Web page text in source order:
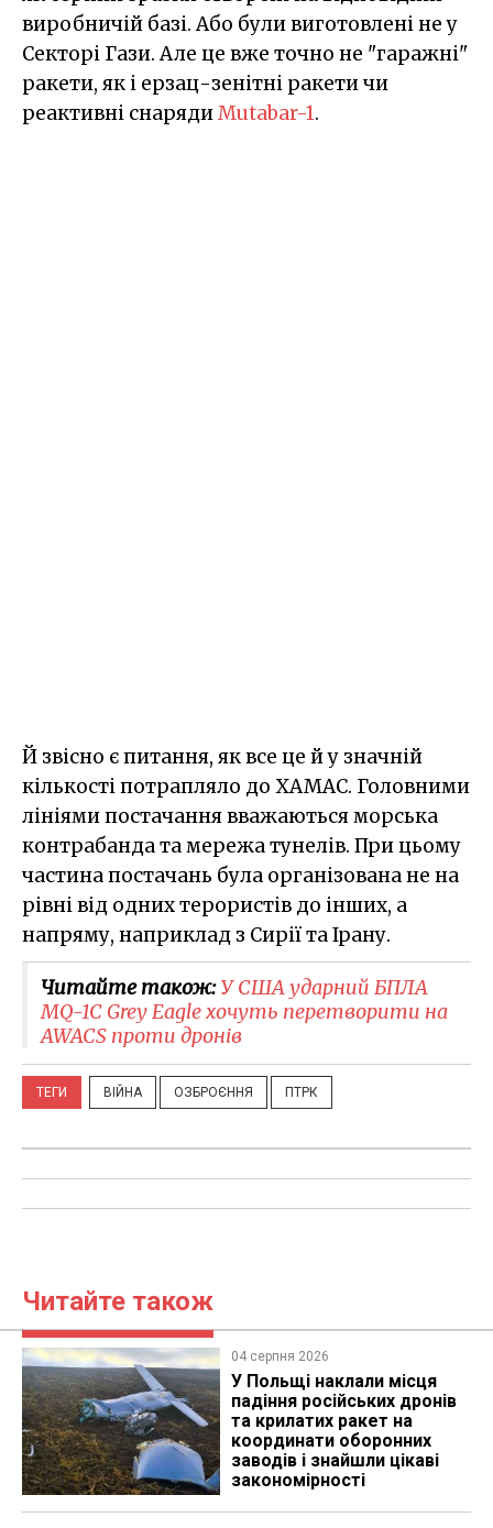
виробничій базі. Або були виготовлені не у
Секторі Гази. Але це вже точно не "гаражні"
ракети, як і ерзац-зенітні ракети чи
реактивні снарядиMutabar-1.
Й звісно є питання, як все це й у значній
кількості потрапляло до ХАМАС. Головними
лініями постачання вважаються морська
контрабанда та мережа тунелів. При цьому
частина постачань була організована не на
рівні від одних терористів до інших, а
напряму, наприклад з Сирії та Ірану.
Читайте також:У США ударний БПЛА
MQ-1C Grey Eagle хочуть перетворити на
AWACS проти дронів
ТЕГИ ВІЙНА ОЗБРОЄННЯ ПТРК
Читайте також
04 серпня 2026
У Польщі наклали місця
падіння російських дронів
та крилатих ракет на
координати оборонних
заводів і знайшли цікаві
закономірності